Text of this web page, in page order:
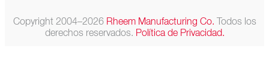
Copyright 2004–2026 Rheem Manufacturing Co. Todos los
derechos reservados. Política de Privacidad.